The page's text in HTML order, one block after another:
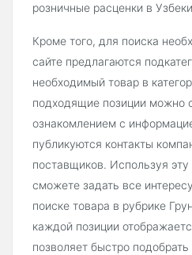
розничные расценки в
Кроме того, для поиска
сайте предлагаются
необходимый товар в
подходящие позиции можно
ознакомлением с
публикуются контакты
поставщиков. Используя
сможете задать все
поиске товара в рубрике
каждой позиции
позволяет быстро